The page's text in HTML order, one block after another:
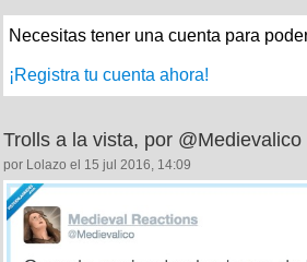
Necesitas tener una cuenta para
¡Registra tu cuenta ahora!
Trolls a la vista, por @Medievalico
por Lolazo el 15 jul 2016, 14:09